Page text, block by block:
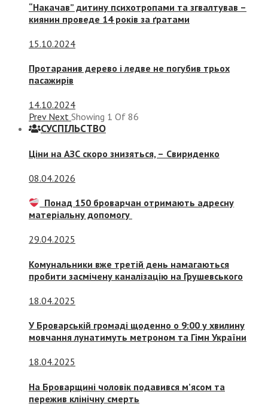
“Накачав” дитину психотропами та згвалтував –
киянин проведе 14 років за ґратами
15.10.2024
Протаранив дерево і ледве не погубив трьох
пасажирів
14.10.2024
Prev Next Showing 1 Of 86
СУСПIЛЬСТВО
Ціни на АЗС скоро знизяться, – Свириденко
08.04.2026
Понад 150 броварчан отримають адресну
матеріальну допомогу
29.04.2025
Комунальники вже третій день намагаються
пробити засмічену каналізацію на Грушевського
18.04.2025
У Броварській громаді щоденно о 9:00 у хвилину
мовчання лунатимуть метроном та Гімн України
18.04.2025
На Броварщині чоловік подавився м’ясом та
пережив клінічну смерть